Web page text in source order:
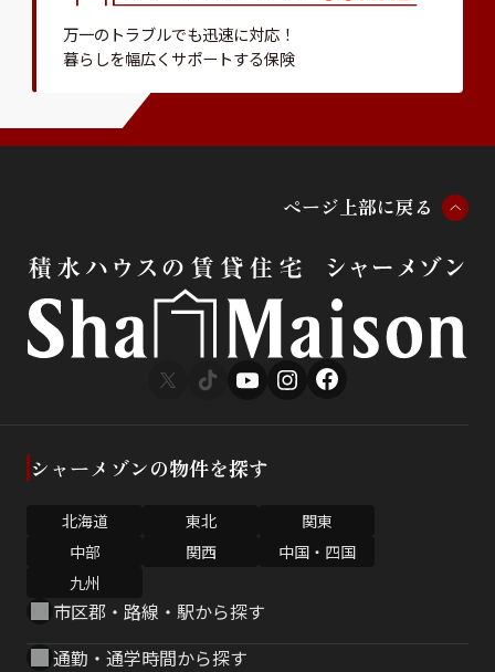
万一のトラブルでも迅速に対応！
暮らしを幅広くサポートする保険
ページ 上部に戻る
シャーメゾンの物件を探す
北海道 東北
関東
中部
関西
中国・四国
九州
市区郡・路線・駅から探す
通勤・通学時間から探す